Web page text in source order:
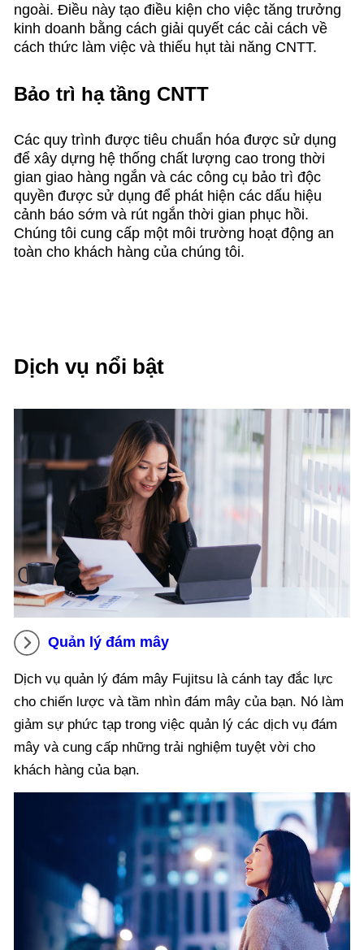
ngoài. Điều này tạo điều kiện cho việc tăng trưởng
kinh doanh bằng cách giải quyết các cải cách về
cách thức làm việc và thiếu hụt tài năng CNTT.
Bảo trì hạ tầng CNTT
Các quy trình được tiêu chuẩn hóa được sử dụng
để xây dựng hệ thống chất lượng cao trong thời
gian giao hàng ngắn và các công cụ bảo trì độc
quyền được sử dụng để phát hiện các dấu hiệu
cảnh báo sớm và rút ngắn thời gian phục hồi.
Chúng tôi cung cấp một môi trường hoạt động an
toàn cho khách hàng của chúng tôi.
Dịch vụ nổi bật
Quản lý đám mây
Dịch vụ quản lý đám mây Fujitsu là cánh tay đắc lực
cho chiến lược và tầm nhìn đám mây của bạn. Nó làm
giảm sự phức tạp trong việc quản lý các dịch vụ đám
mây và cung cấp những trải nghiệm tuyệt vời cho
khách hàng của bạn.